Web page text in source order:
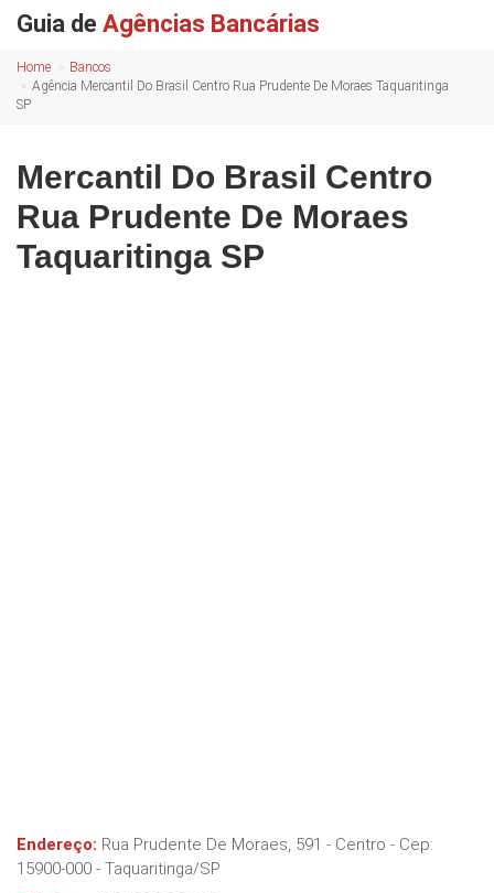
Guia de Agências Bancárias
Home
Bancos
Agência Mercantil Do Brasil Centro Rua Prudente De Moraes Taquaritinga
SP
Mercantil Do Brasil Centro
Rua Prudente De Moraes
Taquaritinga SP
Endereço: Rua Prudente De Moraes, 591 - Centro - Cep:
15900-000 - Taquaritinga/SP